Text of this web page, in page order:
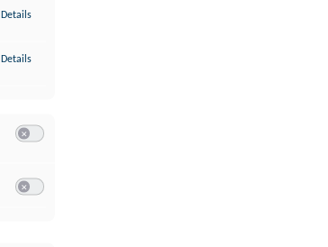
Details
Details
zu Google Analytics